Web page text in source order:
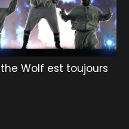
Wolf est toujours